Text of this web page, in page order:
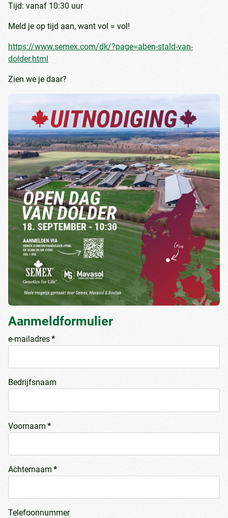
Tijd: vanaf 10:30 uur
Meld je op tijd aan, want vol = vol!
https://www.semex.com/dk/?page=aben-stald-van-
dolder.html
Zien we je daar?
Aanmeldformulier
e-mailadres*
Bedrijfsnaam
Voornaam *
Achternaam *
Telefoonnummer